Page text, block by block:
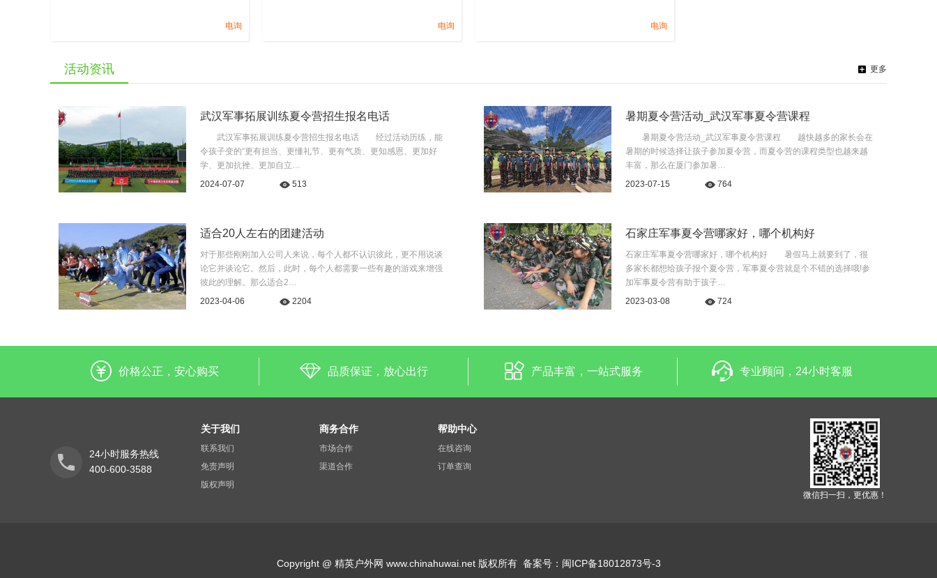
电询 电询 电询
活动资讯 更多
武汉军事拓展训练夏令营招生报名电话
​ 武汉军事拓展训练夏令营招生报名电话 经过活动历练，能
令孩子变的“更有担当、更懂礼节、更有气质、更知感恩、更加好
学、更加抗挫、更加自立…
2024-07-07
513
暑期夏令营活动_武汉军事夏令营课程
暑期夏令营活动_武汉军事夏令营课程 越快越多的家长会在
暑期的时候选择让孩子参加夏令营，而夏令营的课程类型也越来越
丰富，那么在厦门参加暑…
2023-07-15
764
适合20人左右的团建活动
​对于那些刚刚加入公司人来说，每个人都不认识彼此，更不用说谈
论它并谈论它。然后，此时，每个人都需要一些有趣的游戏来增强
彼此的理解。那么适合2…
2023-04-06
2204
石家庄军事夏令营哪家好，哪个机构好
石家庄军事夏令营哪家好，哪个机构好 暑假马上就要到了，很
多家长都想给孩子报个夏令营，军事夏令营就是个不错的选择哦!参
加军事夏令营有助于孩子…
2023-03-08
724
价格公正，安心购买 品质保证，放心出行 产品丰富，一站式服务 专业顾问，24小时客服
24小时服务热线
400-600-3588
关于我们
联系我们
免责声明
版权声明
商务合作
市场合作
渠道合作
帮助中心
在线咨询
订单查询
微信扫一扫，更优惠！
Copyright @ 精英户外网 www.chinahuwai.net 版权所有 备案号： 闽ICP备18012873号-3